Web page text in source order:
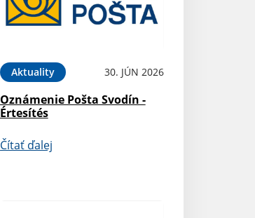
Aktuality 30. JÚN 2026
Oznámenie Pošta Svodín -
Értesítés
Čítať ďalej